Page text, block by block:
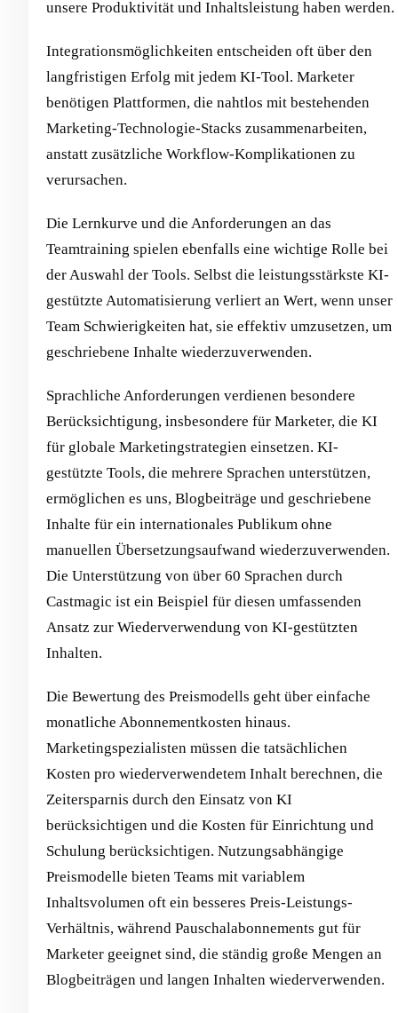
unsere Produktivität und Inhaltsleistung haben werden.
Integrationsmöglichkeiten entscheiden oft über den
langfristigen Erfolg mit jedem KI-Tool. Marketer
benötigen Plattformen, die nahtlos mit bestehenden
Marketing-Technologie-Stacks zusammenarbeiten,
anstatt zusätzliche Workflow-Komplikationen zu
verursachen.
Die Lernkurve und die Anforderungen an das
Teamtraining spielen ebenfalls eine wichtige Rolle bei
der Auswahl der Tools. Selbst die leistungsstärkste KI-
gestützte Automatisierung verliert an Wert, wenn unser
Team Schwierigkeiten hat, sie effektiv umzusetzen, um
geschriebene Inhalte wiederzuverwenden.
Sprachliche Anforderungen verdienen besondere
Berücksichtigung, insbesondere für Marketer, die KI
für globale Marketingstrategien einsetzen. KI-
gestützte Tools, die mehrere Sprachen unterstützen,
ermöglichen es uns, Blogbeiträge und geschriebene
Inhalte für ein internationales Publikum ohne
manuellen Übersetzungsaufwand wiederzuverwenden.
Die Unterstützung von über 60 Sprachen durch
Castmagic ist ein Beispiel für diesen umfassenden
Ansatz zur Wiederverwendung von KI-gestützten
Inhalten.
Die Bewertung des Preismodells geht über einfache
monatliche Abonnementkosten hinaus.
Marketingspezialisten müssen die tatsächlichen
Kosten pro wiederverwendetem Inhalt berechnen, die
Zeitersparnis durch den Einsatz von KI
berücksichtigen und die Kosten für Einrichtung und
Schulung berücksichtigen. Nutzungsabhängige
Preismodelle bieten Teams mit variablem
Inhaltsvolumen oft ein besseres Preis-Leistungs-
Verhältnis, während Pauschalabonnements gut für
Marketer geeignet sind, die ständig große Mengen an
Blogbeiträgen und langen Inhalten wiederverwenden.